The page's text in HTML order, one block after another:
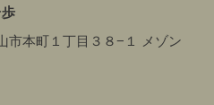
市本町１丁目３８−１ メゾン